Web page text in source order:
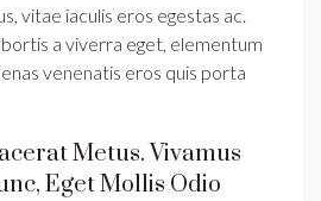
vitae iaculis eros egestas ac.
a viverra eget, elementum
venenatis eros quis porta
Metus. Vivamus
Eget Mollis Odio